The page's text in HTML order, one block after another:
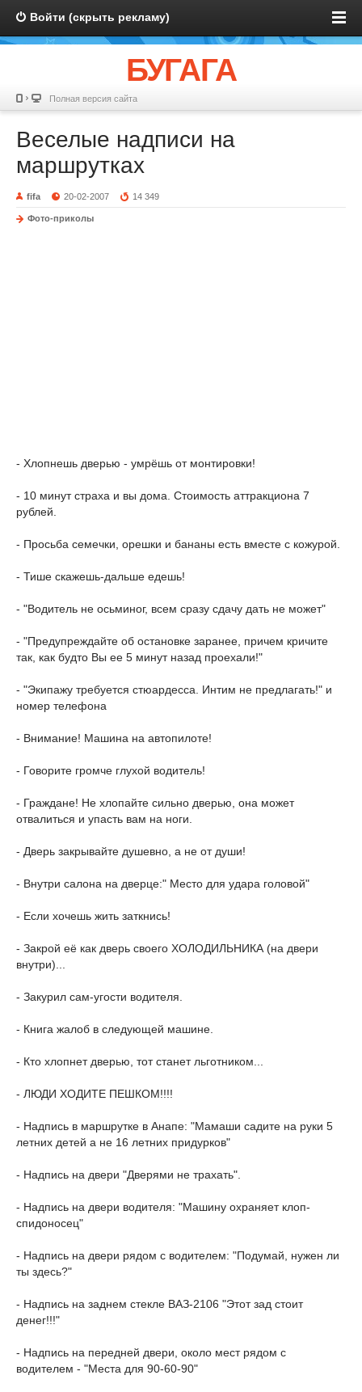
Войти (скрыть рекламу)
БУГАГА
Полная версия сайта
Веселые надписи на
маршрутках
fifa 20-02-2007 14 349
Фото-приколы
- Хлопнешь дверью - умрёшь от монтировки!
- 10 минут страха и вы дома. Стоимость аттракциона 7
рублей.
- Просьба семечки, орешки и бананы есть вместе с кожурой.
- Тише скажешь-дальше едешь!
- "Водитель не осьминог, всем сразу сдачу дать не может"
- "Предупреждайте об остановке заранее, причем кричите
так, как будто Вы ее 5 минут назад проехали!"
- "Экипажу требуется стюардесса. Интим не предлагать!" и
номер телефона
- Внимание! Машина на автопилоте!
- Говорите громче глухой водитель!
- Граждане! Не хлопайте сильно дверью, она может
отвалиться и упасть вам на ноги.
- Дверь закрывайте душевно, а не от души!
- Внутри салона на дверце:" Место для удара головой"
- Если хочешь жить заткнись!
- Закрой её как дверь своего ХОЛОДИЛЬНИКА (на двери
внутри)...
- Закурил сам-угости водителя.
- Книга жалоб в следующей машине.
- Кто хлопнет дверью, тот станет льготником...
- ЛЮДИ ХОДИТЕ ПЕШКОМ!!!!
- Надпись в маршрутке в Анапе: "Мамаши садите на руки 5
летних детей а не 16 летних придурков"
- Надпись на двери "Дверями не трахать".
- Надпись на двери водителя: "Машину охраняет клоп-
спидоносец"
- Надпись на двери рядом с водителем: "Подумай, нужен ли
ты здесь?"
- Надпись на заднем стекле ВАЗ-2106 "Этот зад стоит
денег!!!"
- Надпись на передней двери, около мест рядом с
водителем - "Места для 90-60-90"